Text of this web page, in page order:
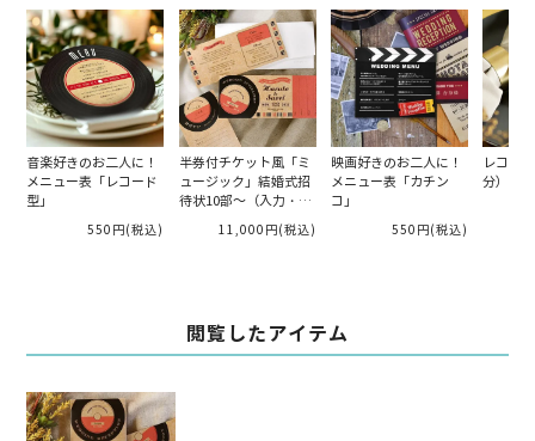
音楽好きのお二人に！
メニュー表「レコード
型」
550円(税込)
半券付チケット風「ミ
ュージック」結婚式招
待状10部～（入力・印
11,000円(税込)
映画好きのお二人に！
メニュー表「カチン
コ」
550円(税込)
レコー
分）
閲覧したアイテム